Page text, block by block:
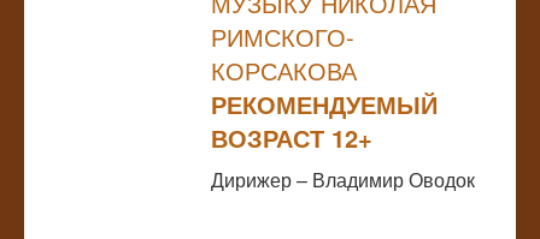
РИМСКОГО-
КОРСАКОВА
РЕКОМЕНДУЕМЫЙ
ВОЗРАСТ 12+
Дирижер – Владимир Оводок